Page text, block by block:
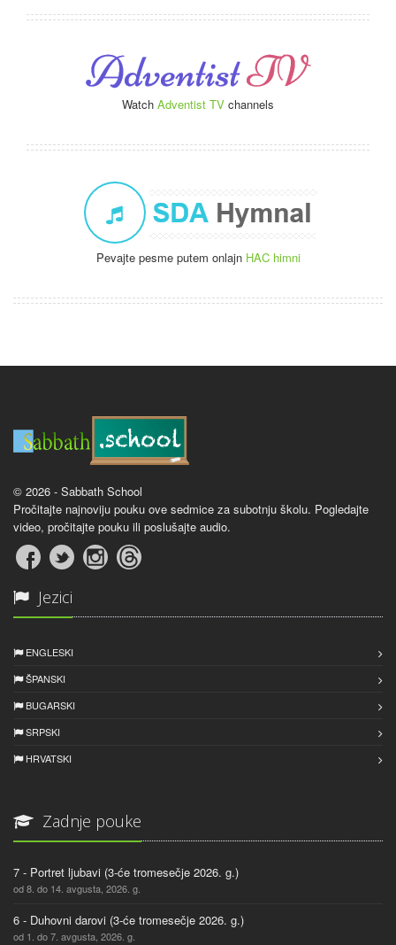
Watch Adventist TV channels
Pevajte pesme putem onlajn HAC himni
© 2026 - Sabbath School
Pročitajte najnoviju pouku ove sedmice za subotnju školu. Pogledajte
video, pročitajte pouku ili poslušajte audio.
Jezici
ENGLESKI
ŠPANSKI
BUGARSKI
SRPSKI
HRVATSKI
Zadnje pouke
7 - Portret ljubavi (3-će tromesečje 2026. g.)
od 8. do 14. avgusta, 2026. g.
6 - Duhovni darovi (3-će tromesečje 2026. g.)
od 1. do 7. avgusta, 2026. g.